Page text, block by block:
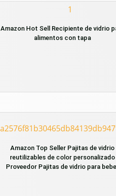
Amazon Hot Sell Recipiente de vidrio
alimentos con tapa
Amazon Top Seller Pajitas de vidrio
reutilizables de color personalizado
Proveedor Pajitas de vidrio para